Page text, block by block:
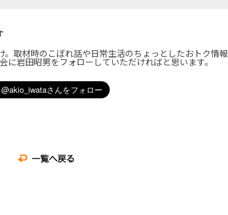
取材時のこぼれ話や日常生活のちょっとしたおトク情報
に岩田昭男をフォローしていただければと思います。